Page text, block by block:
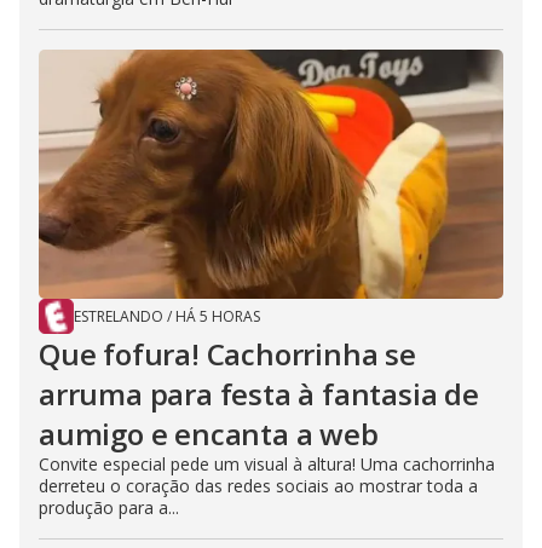
ESTRELANDO / HÁ 5 HORAS
Que fofura! Cachorrinha se
arruma para festa à fantasia de
aumigo e encanta a web
Convite especial pede um visual à altura! Uma cachorrinha
derreteu o coração das redes sociais ao mostrar toda a
produção para a...